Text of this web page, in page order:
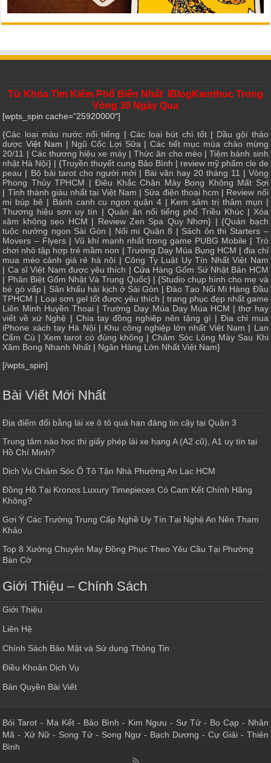
Từ Khóa Tìm Kiếm Phổ Biến Nhất IBlogKienthuc Trong
Vòng 30 Ngày Qua
[wpts_spin cache=”25920000″]
{Các loại màu nước nổi tiếng | Các loại bút chì tốt| Dầu gội thảo
dược Việt Nam | Ngũ Cốc Lợi Sữa | Các tiết mục múa chào mừng
20/11 | Các thương hiệu xe máy|Thức ăn cho mèo|Tiệm bánh sinh
nhật Hà Nội} | {Truyền thuyết cung Bảo Bình | review mỹ phẩm cle de
peau | Bộ bài tarot cho người mới| Bài văn hay 20 tháng 11 | Vòng
Phong Thủy TPHCM |Điêu Khắc Chân Mày Bong Không Mất Sợi
| Tỉnh thành giàu nhất tại Việt Nam | Sửa điện thoại hcm | Review nối
mi búp bê | Bánh canh cu ngon quận 4| Kem sâm trị thâm mụn |
Thương hiệu sơn uy tín | Quán ăn nổi tiếng phố Triều Khúc| Xóa
xăm không sẹo HCM | Review Zen Spa Quy Nhơn} | {Quán bạch
tuộc nướng ngon Sài Gòn | Nối mi Quận 8 | Sách ôn thi Starters –
Movers – Flyers| Vũ khí mạnh nhất trong game PUBG Mobile | Trò
chơi nhỏ tập hợp trẻ mầm non | Trường Dạy Múa Bụng HCM | địa chỉ
mua mèo cảnh giá rẻ hà nội |Công Ty Luật Uy Tín Nhất Việt Nam
| Ca sĩ Việt Nam được yêu thích | Cửa Hàng Gốm Sứ Nhật Bản HCM
| Phân Biệt Gốm Nhật Và Trung Quốc} | {Studio chụp hình cho mẹ và
bé gò vấp | Sân khấu hài kịch ở Sài Gòn |Đào Tạo Nối Mi Hàng Đầu
TPHCM | Loại sơn gel tốt được yêu thích | trang phục đẹp nhất game
Liên Minh Huyền Thoại|Trường Dạy Múa Dạy Múa HCM |thơ hay
viết về xứ Nghệ | Chia tay đồng nghiệp nên tặng gì | Địa chỉ mua
iPhone xách tay Hà Nội| Khu công nghiệp lớn nhất Việt Nam | Lan
Cẩm Cù | Xem tarot có đúng không |Chăm Sóc Lông Mày Sau Khi
Xăm Bong Nhanh Nhất | Ngân Hàng Lớn Nhất Việt Nam}
[/wpts_spin]
Bài Viết Mới Nhất
Địa điểm đổi bằng lái xe ô tô quá hạn đáng tin cậy tại Quận 3
Trung tâm nào học thi giấy phép lái xe hạng A (A2 cũ), A1 uy tín tại
Hồ Chí Minh?
Dịch Vụ Chăm Sóc Ô Tô Tận Nhà Phường An Lạc HCM
Đồng Hồ Tại Kronos Luxury Timepieces Có Cam Kết Chính Hãng
Không?
Gợi Ý Các Trường Trung Cấp Nghề Uy Tín Tại Nghệ An Nên Tham
Khảo
Top 8 Xưởng Chuyên May Đồng Phục Theo Yêu Cầu Tại Phường
Bàn Cờ
Giới Thiệu – Chính Sách
Giới Thiệu
Liên Hệ
Chính Sách Bảo Mật và Sử dụng Thông Tin
Điều Khoản Dịch Vụ
Bản Quyền Bài Viết
Bói Tarot - Ma Kết- Bảo Bình - Kim Ngưu - Sư Tử- Bọ Cạp- Nhân
Mã - Xử Nữ- Song Tử- Song Ngư- Bạch Dương - Cự Giải- Thiên
Bình